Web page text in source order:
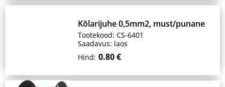
Kõlarijuhe 0,5mm2, must/punane
Tootekood: CS-6401
Saadavus: laos
Hind: 0.80 €